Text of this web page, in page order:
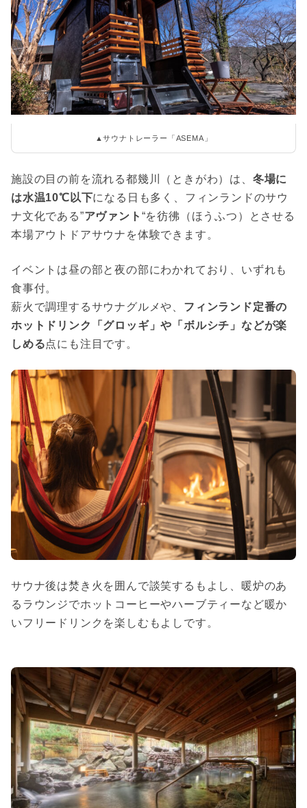
▲サウナトレーラー「ASEMA」
施設の目の前を流れる都幾川（ときがわ）は、 冬場に
は水温10℃以下になる日も多く、フィンランドのサウ
ナ文化である”アヴァント “を彷彿（ほうふつ）とさせる
本場アウトドアサウナを体験できます。
イベントは昼の部と夜の部にわかれており、いずれも
食事付。
薪火で調理するサウナグルメや、 フィンランド定番の
ホットドリンク「グロッギ」や「ボルシチ」などが楽
しめる点にも注目です。
サウナ後は焚き火を囲んで談笑するもよし、暖炉のあ
るラウンジでホットコーヒーやハーブティーなど暖か
いフリードリンクを楽しむもよしです。